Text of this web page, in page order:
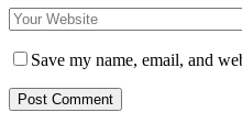
Save my name, email, and